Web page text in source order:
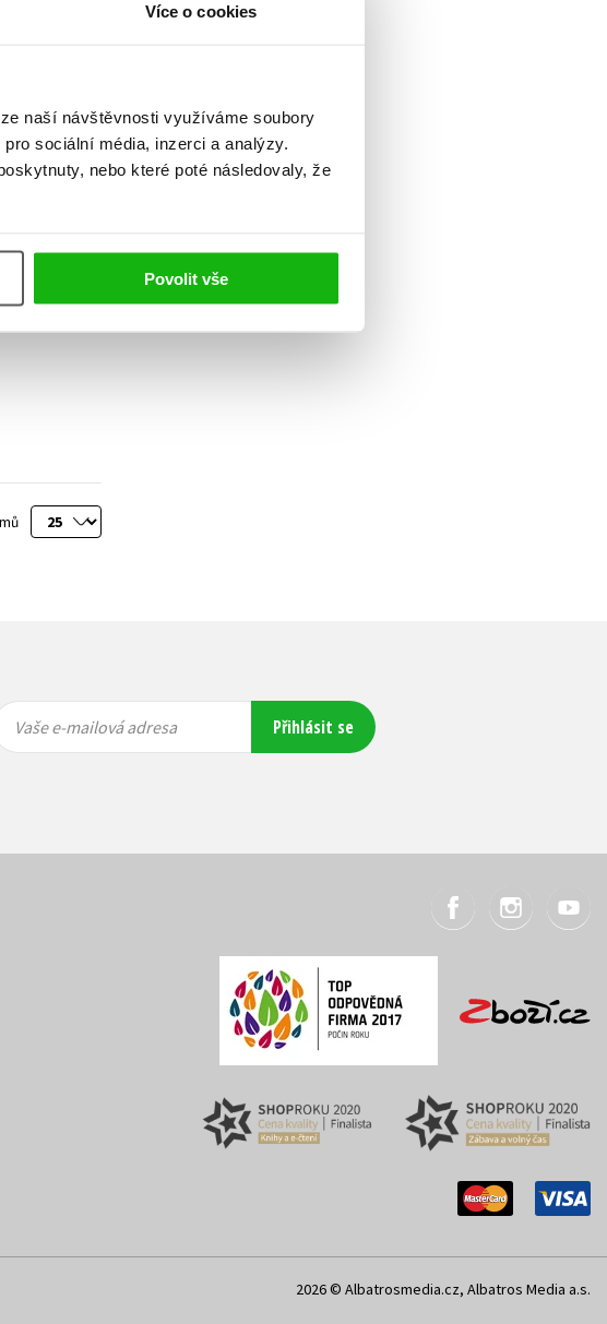
Více o cookies
naší návštěvnosti využíváme soubory
sociální média, inzerci a analýzy.
nebo které poté následovaly, že
Povolit vše
Vaše e-
mailová
Vaše e-
mailová
Vaše e-mailová adresa Přihlásit se
2026 © Albatrosmedia.cz, Albatros Media a.s.